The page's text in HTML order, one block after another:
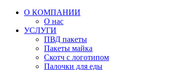
О КОМПАНИИ
О нас
УСЛУГИ
ПВД пакеты
Пакеты майка
Скотч с логотипом
Палочки для еды